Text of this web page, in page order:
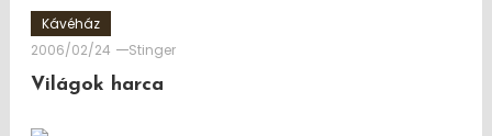
Kávéház
2006/02/24
Stinger
Világok harca